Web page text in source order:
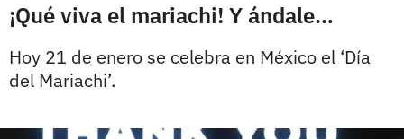
¡Qué viva el mariachi! Y ándale…
Hoy 21 de enero se celebra en México el ‘Día
del Mariachi’.